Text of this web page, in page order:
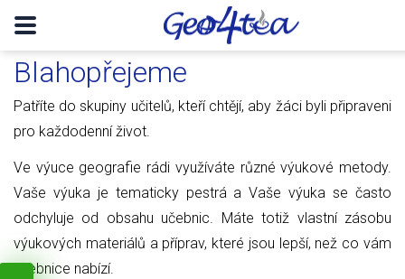
Blahopřejeme
Patříte do skupiny učitelů, kteří chtějí, aby žáci byli připraveni
pro každodenní život.
Ve výuce geografie rádi využíváte různé výukové metody.
Vaše výuka je tematicky pestrá a Vaše výuka se často
odchyluje od obsahu učebnic. Máte totiž vlastní zásobu
výukových materiálů a příprav, které jsou lepší, než co vám
učebnice nabízí.